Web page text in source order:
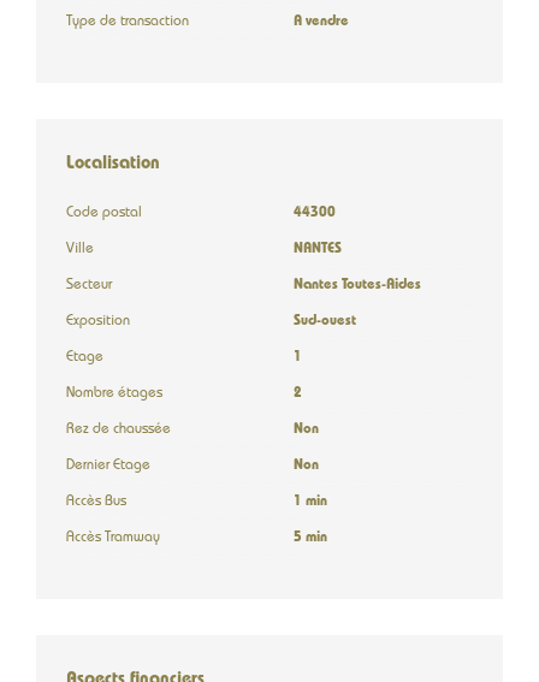
Type de transaction A vendre
Localisation
Code postal 44300
Ville NANTES
Secteur Nantes Toutes-Aides
Exposition Sud-ouest
Etage 1
Nombre étages 2
Rez de chaussée Non
Dernier Etage Non
Accès Bus 1 min
Accès Tramway 5 min